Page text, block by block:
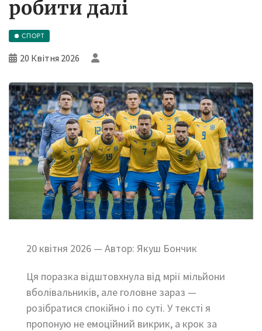
робити далі
СПОРТ
20 Квітня 2026
20 квітня 2026 — Автор: Якуш Бончик
Ця поразка відштовхнула від мрії мільйони
вболівальників, але головне зараз —
розібратися спокійно і по суті. У тексті я
пропоную не емоційний викрик, а крок за